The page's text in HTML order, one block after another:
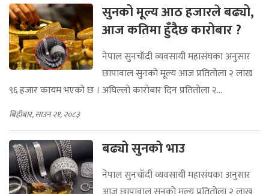
सुनको मूल्य आठ हजारले बढ्यो,
आज कतिमा हुँदैछ कारोबार ?
नेपाल सुनचाँदी व्यवसायी महासंघका अनुसार
छापावाल सुनको मूल्य आज प्रतितोला २ लाख
९६ हजार कायम भएको छ । अघिल्लो कारोबार दिन प्रतितोला २...
बिहीबार, साउन २१, २०८३
बढ्यो सुनको भाउ
नेपाल सुनचाँदी व्यवसायी महासंघका अनुसार